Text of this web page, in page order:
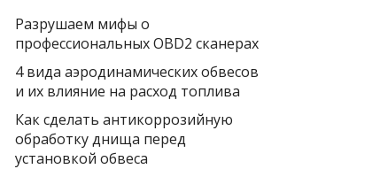
Разрушаем мифы о
профессиональных OBD2 сканерах
4 вида аэродинамических обвесов
и их влияние на расход топлива
Как сделать антикоррозийную
обработку днища перед
установкой обвеса